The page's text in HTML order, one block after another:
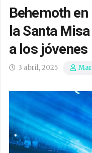
Behemoth
la Santa
a los jóvenes
3 abril, 2025